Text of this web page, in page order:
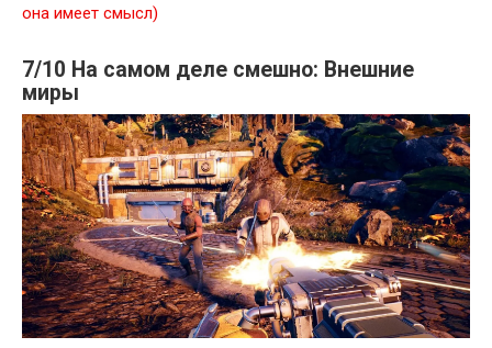
она имеет смысл)
7/10 На самом деле смешно: Внешние
миры